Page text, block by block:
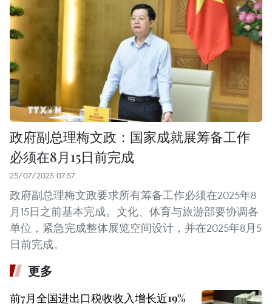
政府副总理梅文政：国家成就展筹备工作
必须在8月15日前完成
25/07/2025 07:57
政府副总理梅文政要求所有筹备工作必须在2025年8
月15日之前基本完成。文化、体育与旅游部要协调各
单位，紧急完成整体展览空间设计，并在2025年8月5
日前完成。
更多
前7月全国进出口税收收入增长近19%